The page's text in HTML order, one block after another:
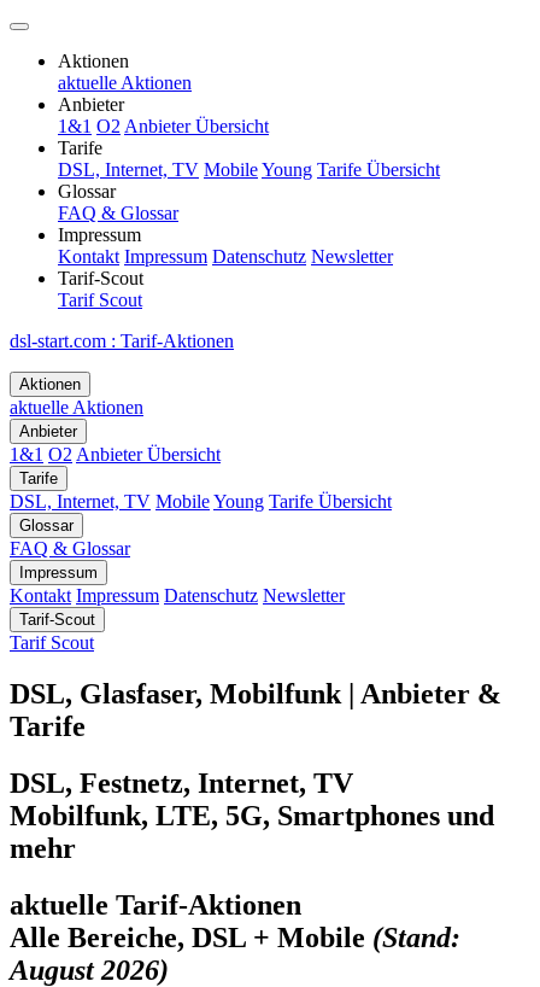
Aktionen
aktuelle Aktionen
Anbieter
1&1 O2 Anbieter Übersicht
Tarife
DSL, Internet, TV MobileYoung Tarife Übersicht
Glossar
FAQ & Glossar
Impressum
Kontakt Impressum Datenschutz Newsletter
Tarif-Scout
Tarif Scout
dsl-start.com : Tarif-Aktionen
Aktionen
aktuelle Aktionen
Anbieter
1&1 O2 Anbieter Übersicht
Tarife
DSL, Internet, TV MobileYoung Tarife Übersicht
Glossar
FAQ & Glossar
Impressum
Kontakt Impressum Datenschutz Newsletter
Tarif-Scout
Tarif Scout
DSL, Glasfaser, Mobilfunk | Anbieter &
Tarife
DSL, Festnetz, Internet, TV
Mobilfunk, LTE, 5G, Smartphones und
mehr
aktuelle Tarif-Aktionen
Alle Bereiche, DSL + Mobile (Stand:
August 2026)